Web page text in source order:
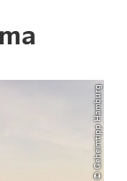
© Geheimtipp Hamburg